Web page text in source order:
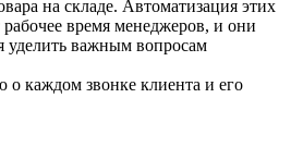
на складе. Автоматизация этих
время менеджеров, и они
уделить важным вопросам
каждом звонке клиента и его